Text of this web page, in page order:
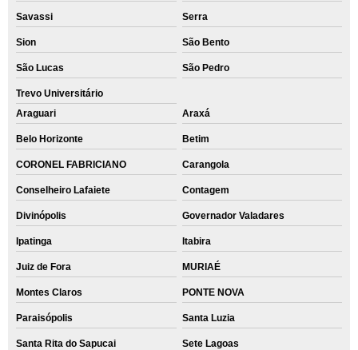
Savassi Serra
Sion São Bento
São Lucas São Pedro
Trevo Universitário
Araguari
Araxá
Belo Horizonte Betim
CORONEL FABRICIANO Carangola
Conselheiro Lafaiete Contagem
Divinópolis Governador Valadares
Ipatinga Itabira
Juiz de Fora MURIAÉ
Montes Claros PONTE NOVA
Paraisópolis Santa Luzia
Santa Rita do Sapucai Sete Lagoas